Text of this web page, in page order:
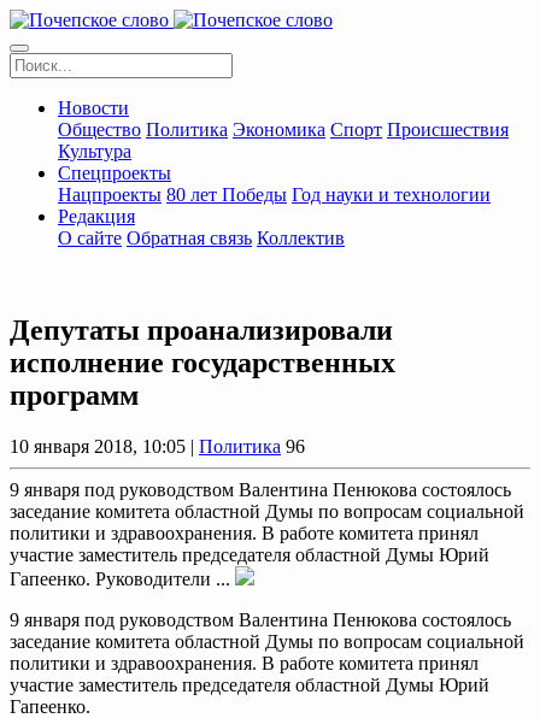
Новости
Общество Политика Экономика Спорт Происшествия
Культура
Спецпроекты
Нацпроекты 80 лет Победы Год науки и технологии
Редакция
О сайте Обратная связь Коллектив
Депутаты проанализировали
исполнение государственных
программ
10 января 2018, 10:05 | Политика 96
9 января под руководством Валентина Пенюкова состоялось
заседание комитета областной Думы по вопросам социальной
политики и здравоохранения. В работе комитета принял
участие заместитель председателя областной Думы Юрий
Гапеенко. Руководители ...
9 января под руководством Валентина Пенюкова состоялось
заседание комитета областной Думы по вопросам социальной
политики и здравоохранения. В работе комитета принял
участие заместитель председателя областной Думы Юрий
Гапеенко.